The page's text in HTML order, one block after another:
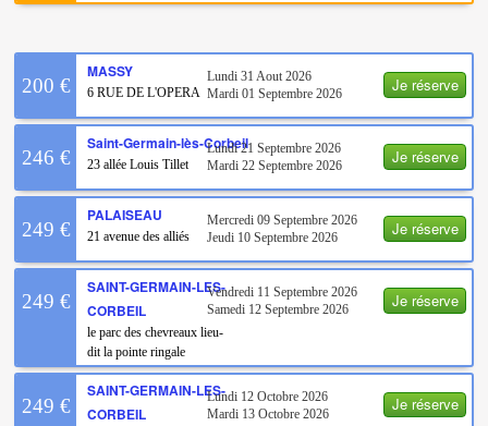
Je réserve
200 €
MASSY
6 RUE DE L'OPERA
Lundi 31 Aout 2026
Mardi 01 Septembre 2026
Je réserve
246 €
Saint-Germain-lès-Corbeil
23 allée Louis Tillet
Lundi 21 Septembre 2026
Mardi 22 Septembre 2026
Je réserve
249 €
PALAISEAU
21 avenue des alliés
Mercredi 09 Septembre 2026
Jeudi 10 Septembre 2026
Je réserve
249 €
SAINT-GERMAIN-LES-
CORBEIL
le parc des chevreaux lieu-
dit la pointe ringale
Vendredi 11 Septembre 2026
Samedi 12 Septembre 2026
Je réserve
249 €
SAINT-GERMAIN-LES-
CORBEIL
Lundi 12 Octobre 2026
Mardi 13 Octobre 2026